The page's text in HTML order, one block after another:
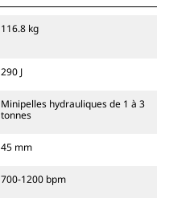
116.8 kg
290 J
Minipelles hydrauliques de 1 à 3
tonnes
45 mm
700-1200 bpm